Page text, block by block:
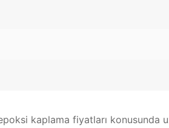
kaplama fiyatları konusunda